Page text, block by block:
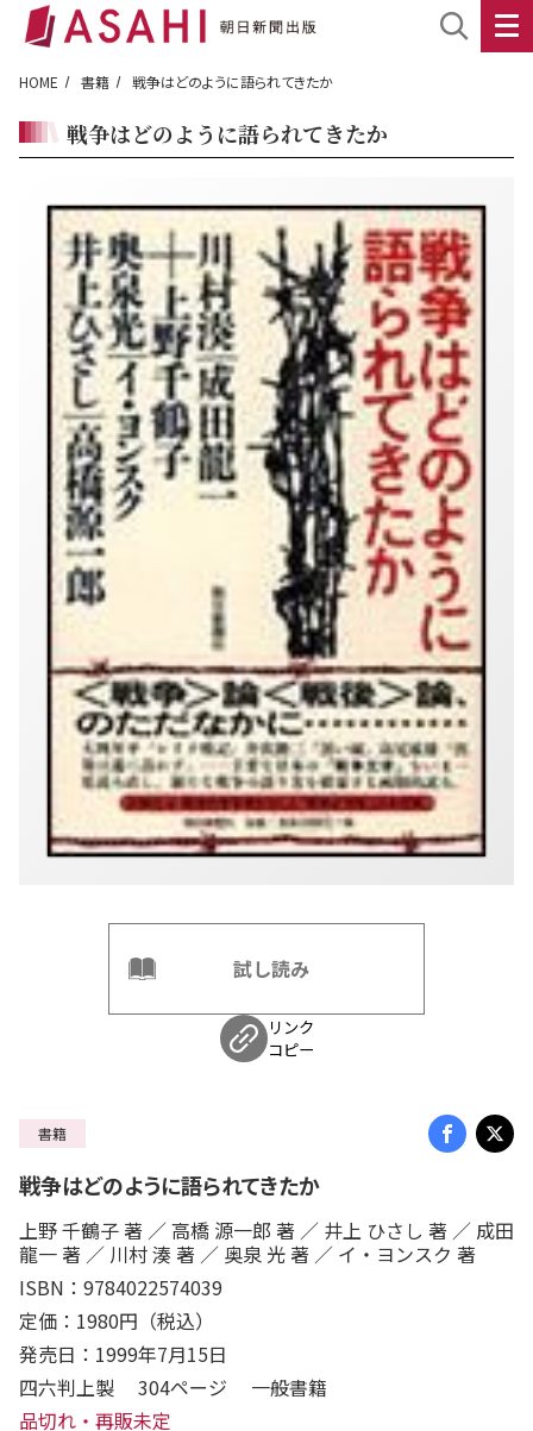
HOME 書籍 戦争はどのように語られてきたか
戦争はどのように語られてきたか
試し読み
リンク
コピー
書籍
戦争はどのように語られてきたか
上野 千鶴子 著 ／ 高橋 源一郎 著 ／ 井上 ひさし 著 ／ 成田
龍一 著 ／ 川村 湊 著 ／ 奥泉 光 著 ／ イ・ヨンスク 著
ISBN：9784022574039
定価：1980円（税込）
発売日：1999年7月15日
四六判上製 304ページ 一般書籍
品切れ・再販未定